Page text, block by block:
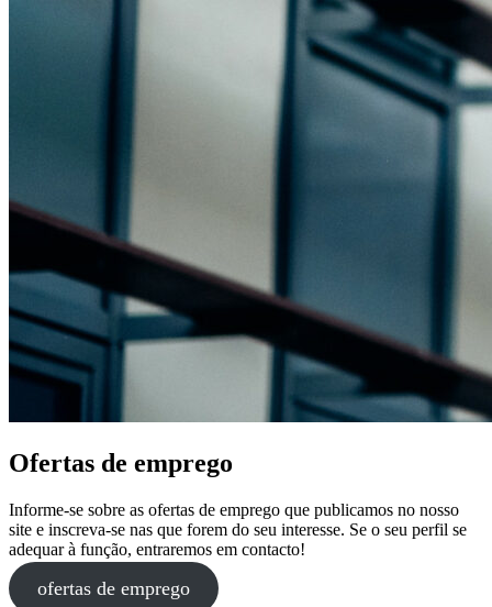
Ofertas de emprego
Informe-se sobre as ofertas de emprego que publicamos no nosso
site e inscreva-se nas que forem do seu interesse. Se o seu perfil se
adequar à função, entraremos em contacto!
ofertas de emprego